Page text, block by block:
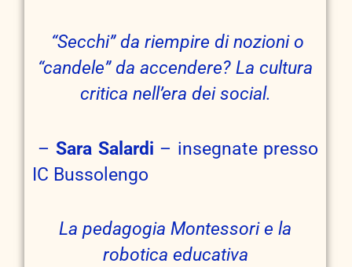
“Secchi” da riempire di nozioni o
“candele” da accendere? La cultura
critica nell’era dei social.
– Sara Salardi – insegnate presso
IC Bussolengo
La pedagogia Montessori e la
robotica educativa